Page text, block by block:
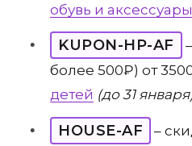
обувь и аксессуары
KUPON-HP-AF
более 500₽) от
детей (до 31
HOUSE-AF
–